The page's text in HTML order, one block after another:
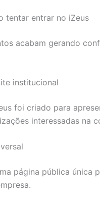
tentar entrar no iZeus
acabam gerando
institucional
foi criado para
interessadas na
página pública única